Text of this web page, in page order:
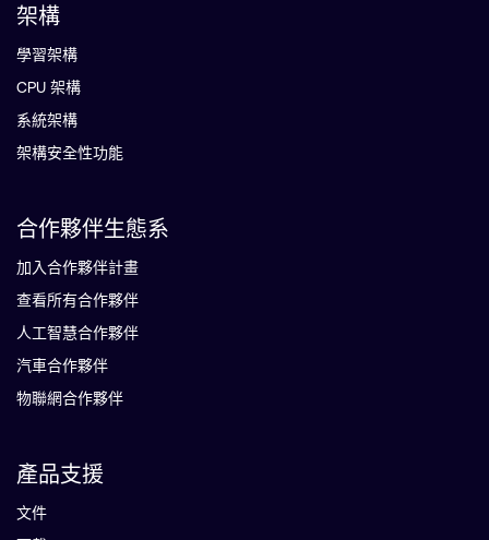
架構
學習架構
CPU 架構
系統架構
架構安全性功能
合作夥伴生態系
加入合作夥伴計畫
查看所有合作夥伴
人工智慧合作夥伴
汽車合作夥伴
物聯網合作夥伴
產品支援
文件